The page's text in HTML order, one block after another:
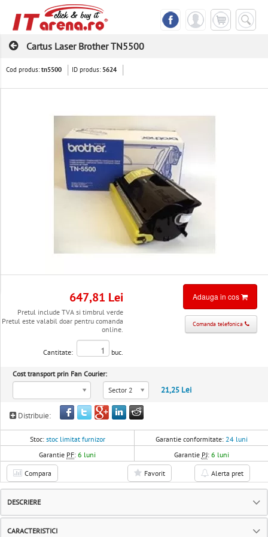
Cartus Laser Brother TN5500
Cod produs:tn5500 ID produs: 5624
647,81 Lei
Pretul include TVA si timbrul verde
Pretul este valabil doar pentru comanda
online.
Cantitate: buc.
Adauga in cos
Comanda telefonica
Cost transport prin Fan Courier:
Sector 2
21,25 Lei
Distribuie:
Stoc: stoc limitat furnizor Garantie conformitate: 24 luni
Garantie PF:6 luni Garantie PJ: 6 luni
Compara Favorit Alerta pret
DESCRIERE
CARACTERISTICI